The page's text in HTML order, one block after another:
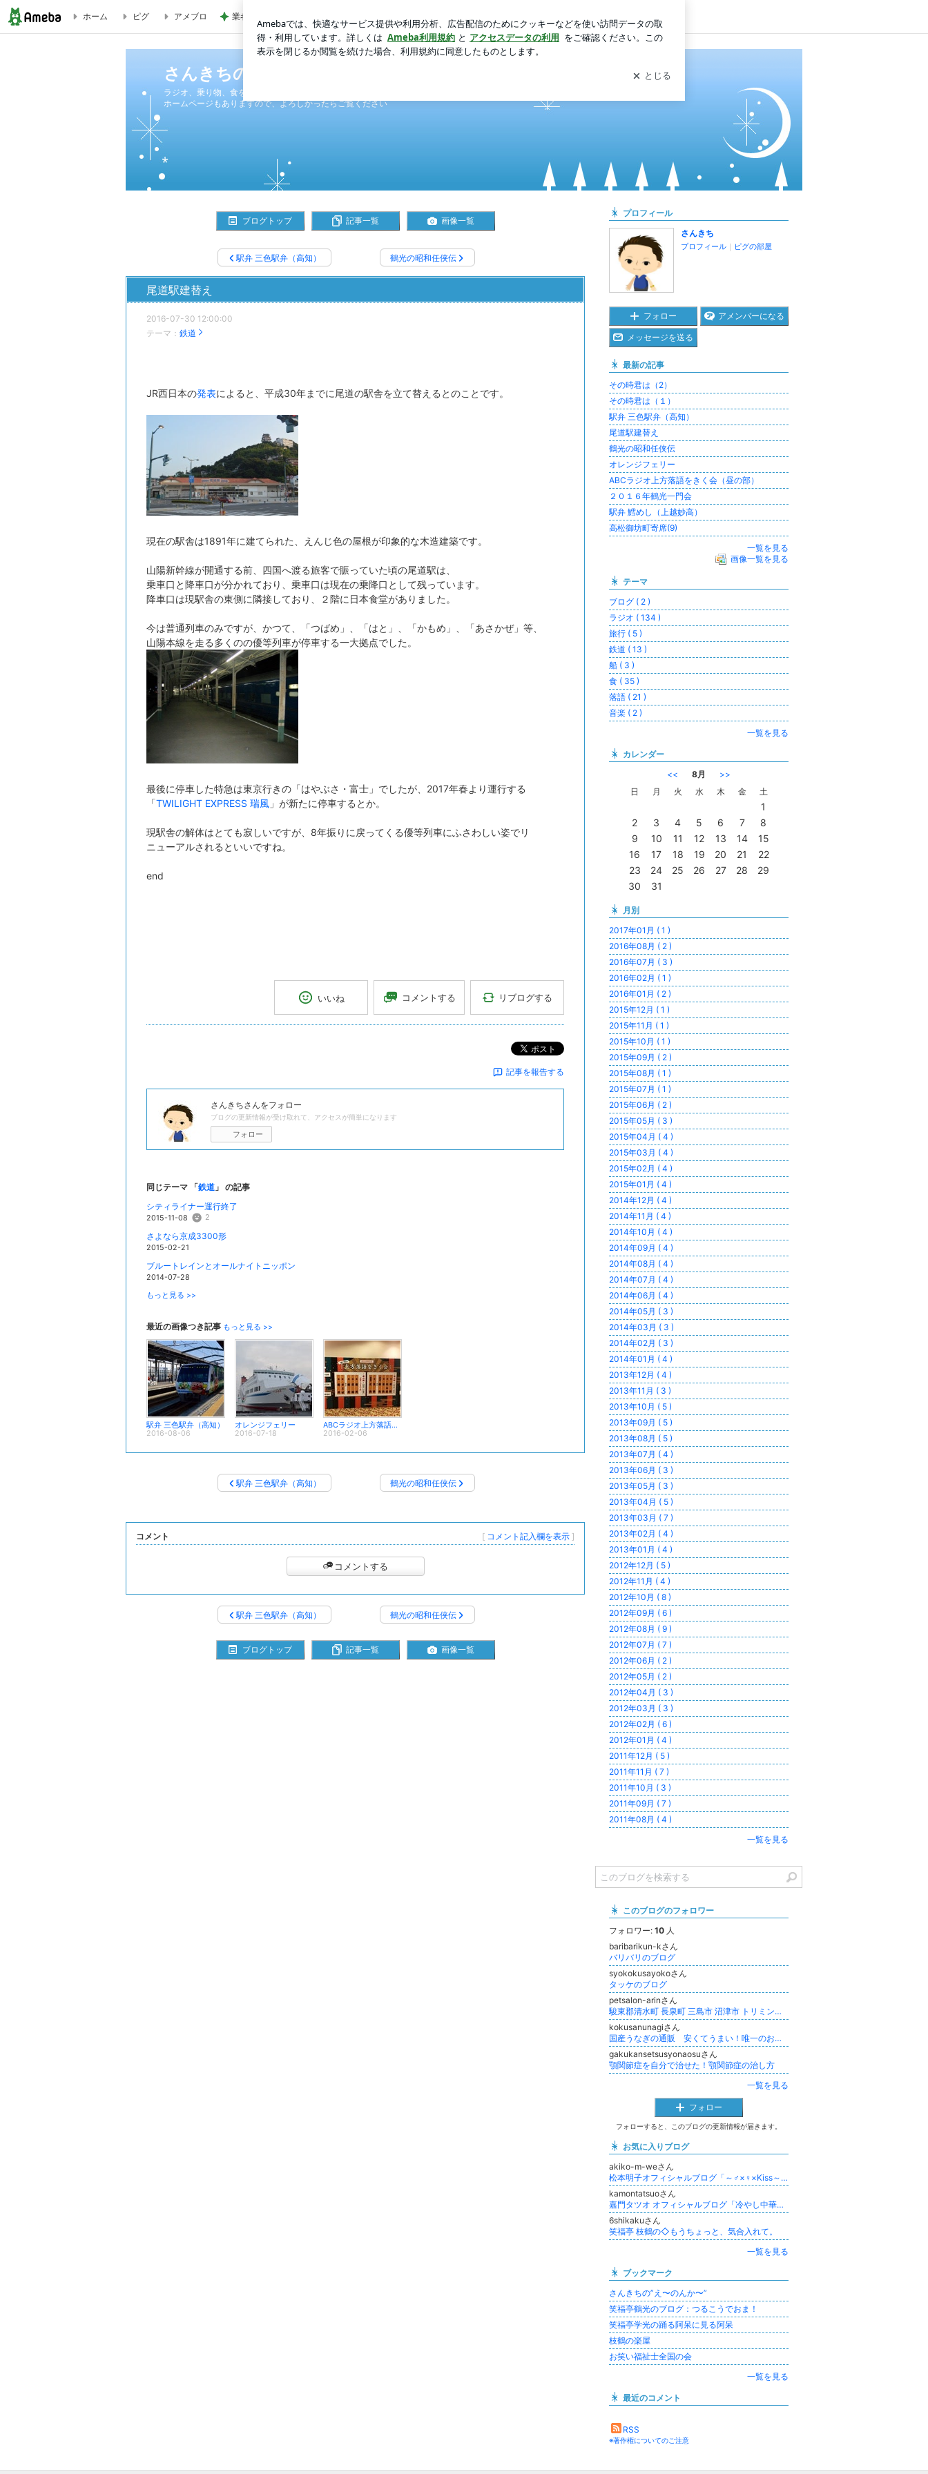
ホーム ピグ アメブロ 業者が言う長期優良不要の本当の訳 ログイン
さんきちの「え～のんか～」
ラジオ、乗り物、食を中心とした内容になるかと…。
ホームページもありますので、よろしかったらご覧ください
ブログトップ 記事一覧 画像一覧
駅弁 三色駅弁（高知） 鶴光の昭和任侠伝
尾道駅建替え
2016-07-30 12:00:00
テーマ： 鉄道
JR西日本の発表によると、平成30年までに尾道の駅舎を立て替えるとのことです。
現在の駅舎は1891年に建てられた、えんじ色の屋根が印象的な木造建築です。
山陽新幹線が開通する前、四国へ渡る旅客で賑っていた頃の尾道駅は、
乗車口と降車口が分かれており、乗車口は現在の乗降口として残っています。
降車口は現駅舎の東側に隣接しており、２階に日本食堂がありました。
今は普通列車のみですが、かつて、「つばめ」、「はと」、「かもめ」、「あさかぜ」等、
山陽本線を走る多くのの優等列車が停車する一大拠点でした。
最後に停車した特急は東京行きの「はやぶさ・富士」でしたが、2017年春より運行する
「TWILIGHT EXPRESS 瑞風 」が新たに停車するとか。
現駅舎の解体はとても寂しいですが、8年振りに戻ってくる優等列車にふさわしい姿でリ
ニューアルされるといいですね。
end
いいね コメントする リブログする
ポスト
記事を報告する
さんきちさんをフォロー
ブログの更新情報が受け取れて、アクセスが簡単になります
フォロー
同じテーマ 「鉄道 」 の記事
シティライナー運行終了
2015-11-08 2
さよなら京成3300形
2015-02-21
ブルートレインとオールナイトニッポン
2014-07-28
もっと見る >>
最近の画像つき記事 もっと見る >>
駅弁 三色駅弁（高知）
2016-08-06
オレンジフェリー
2016-07-18
ABCラジオ上方落語をきく会（昼の部）
2016-02-06
駅弁 三色駅弁（高知） 鶴光の昭和任侠伝
[ コメント記入欄を表示 ]
コメント
コメントする
駅弁 三色駅弁（高知） 鶴光の昭和任侠伝
ブログトップ 記事一覧 画像一覧
プロフィール
さんきち
プロフィール ｜ ピグの部屋
フォロー アメンバーになる
メッセージを送る
最新の記事
その時君は（2）
その時君は（１）
駅弁 三色駅弁（高知）
尾道駅建替え
鶴光の昭和任侠伝
オレンジフェリー
ABCラジオ上方落語をきく会（昼の部）
２０１６年鶴光一門会
駅弁 鱈めし（上越妙高）
高松御坊町寄席(9)
一覧を見る
画像一覧を見る
テーマ
ブログ ( 2 )
ラジオ ( 134 )
旅行 ( 5 )
鉄道 ( 13 )
船 ( 3 )
食 ( 35 )
落語 ( 21 )
音楽 ( 2 )
一覧を見る
カレンダー
<<
8月
>>
日
月 火 水 木 金 土
1
2
3 4 5 6 7
8
9
10 11 12 13 14
15
16
17 18 19 20 21
22
23
24 25 26 27 28
29
30
31
月別
2017年01月 ( 1 )
2016年08月 ( 2 )
2016年07月 ( 3 )
2016年02月 ( 1 )
2016年01月 ( 2 )
2015年12月 ( 1 )
2015年11月 ( 1 )
2015年10月 ( 1 )
2015年09月 ( 2 )
2015年08月 ( 1 )
2015年07月 ( 1 )
2015年06月 ( 2 )
2015年05月 ( 3 )
2015年04月 ( 4 )
2015年03月 ( 4 )
2015年02月 ( 4 )
2015年01月 ( 4 )
2014年12月 ( 4 )
2014年11月 ( 4 )
2014年10月 ( 4 )
2014年09月 ( 4 )
2014年08月 ( 4 )
2014年07月 ( 4 )
2014年06月 ( 4 )
2014年05月 ( 3 )
2014年03月 ( 3 )
2014年02月 ( 3 )
2014年01月 ( 4 )
2013年12月 ( 4 )
2013年11月 ( 3 )
2013年10月 ( 5 )
2013年09月 ( 5 )
2013年08月 ( 5 )
2013年07月 ( 4 )
2013年06月 ( 3 )
2013年05月 ( 3 )
2013年04月 ( 5 )
2013年03月 ( 7 )
2013年02月 ( 4 )
2013年01月 ( 4 )
2012年12月 ( 5 )
2012年11月 ( 4 )
2012年10月 ( 8 )
2012年09月 ( 6 )
2012年08月 ( 9 )
2012年07月 ( 7 )
2012年06月 ( 2 )
2012年05月 ( 2 )
2012年04月 ( 3 )
2012年03月 ( 3 )
2012年02月 ( 6 )
2012年01月 ( 4 )
2011年12月 ( 5 )
2011年11月 ( 7 )
2011年10月 ( 3 )
2011年09月 ( 7 )
2011年08月 ( 4 )
一覧を見る
このブログのフォロワー
フォロワー: 10 人
baribarikun-kさん
バリバリのブログ
syokokusayokoさん
タッケのブログ
petsalon-arinさん
駿東郡清水町 長泉町 三島市 沼津市 トリミングARIN
kokusanunagiさん
国産うなぎの通販 安くてうまい！唯一のお店はこちら！
gakukansetsusyonaosuさん
顎関節症を自分で治せた！顎関節症の治し方
一覧を見る
フォロー
フォローすると、このブログの更新情報が届きます。
お気に入りブログ
akiko-m-weさん
松本明子オフィシャルブログ「～♂×♀×Kiss～」Powered by Ameba
kamontatsuoさん
嘉門タツオ オフィシャルブログ「冷やし中華始めましたか？（知らんガナ！）」Powered by Ameba
6shikakuさん
笑福亭 枝鶴の◇もうちょっと、気合入れて。
一覧を見る
ブックマーク
さんきちの”え〜のんか〜”
笑福亭鶴光のブログ：つるこうでおま！
笑福亭学光の踊る阿呆に見る阿呆
枝鶴の楽屋
お笑い福祉士全国の会
一覧を見る
最近のコメント
RSS
※著作権についてのご注意